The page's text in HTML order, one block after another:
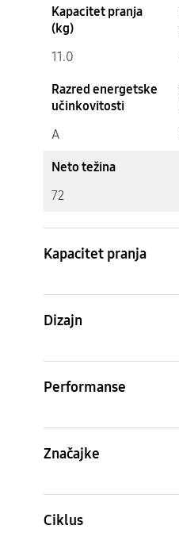
Kapacitet pranja
(kg)
11.0
Razred energetske
učinkovitosti
A
Neto težina
72
Kapacitet pranja
Dizajn
Performanse
Značajke
Ciklus